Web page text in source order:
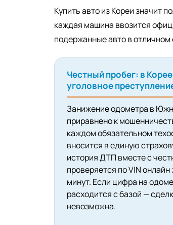
Купить авто из Кореи значит
каждая машина ввозится
подержанные авто в
Честный пробег: в
уголовное
Занижение одометра в
приравнено к
каждом обязательном
вносится в единую
история ДТП вместе с
проверяется по VIN онлайн
минут. Если цифра на
расходится с базой —
невозможна.